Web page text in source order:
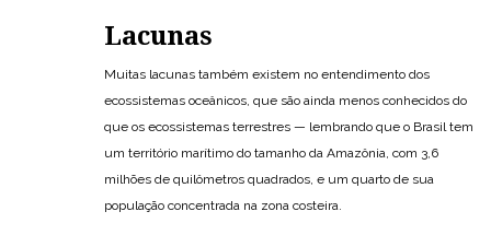
Lacunas
Muitas lacunas também existem no entendimento dos
ecossistemas oceânicos, que são ainda menos conhecidos do
que os ecossistemas terrestres — lembrando que o Brasil tem
um território marítimo do tamanho da Amazônia, com 3,6
milhões de quilômetros quadrados, e um quarto de sua
população concentrada na zona costeira.